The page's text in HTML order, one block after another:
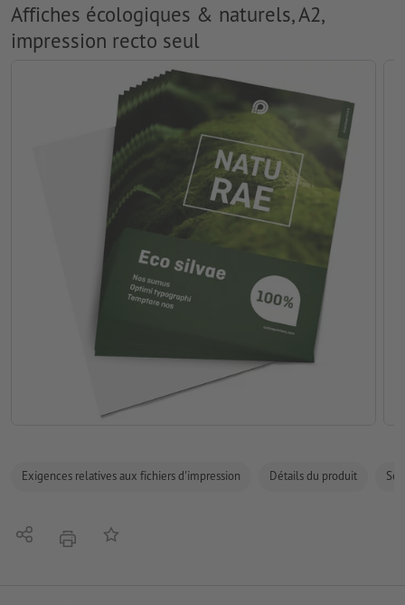
Affiches écologiques & naturels, A2,
impression recto seul
Exigences relatives aux fichiers d'impression Détails du produit
PartagerimprimerAjouter à liste d'article